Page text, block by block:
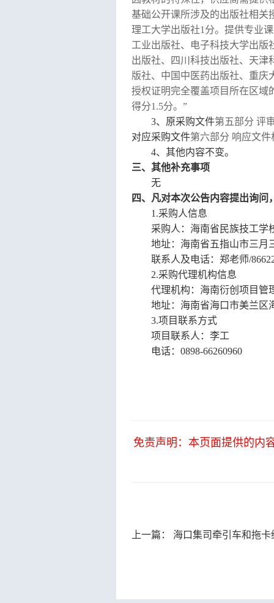
基础公开课所涉及的出版社相关
理工大学出版社1 分。 提供专业
工业出版社、
电子科技大学出版
出版社、 四川科技出版社、 天津
版社、 中国中医药出版社、 重庆
授权证明完全覆盖项目所在区域
得分1.5分。 ”
3、原采购文件第五部分 评
对应采购文件第六部分 响应文
4、 其他内容不变。
三、其他补充事项
无
四、凡对本次公告内容提出询问
1.采购人信息
采购人：海南省民族技工学
地址：海南省五指山市三月
联系人及电话：郑老师/
2.采购代理机构信息
代理机构：海南衍创项目管
地址： 海南省海口市美兰区
3.项目联系方式
项目联系人：李工
电话： 0898-66260960
免责声明：本页面提供的内
上一篇： 海口集司牵引车和拖